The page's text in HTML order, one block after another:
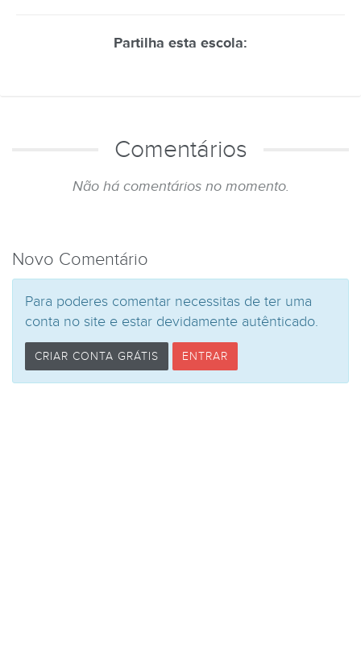
Partilha esta escola:
Comentários
Não há comentários no momento.
Novo Comentário
Para poderes comentar necessitas de ter uma
conta no site e estar devidamente autênticado.
CRIAR CONTA GRÁTIS ENTRAR